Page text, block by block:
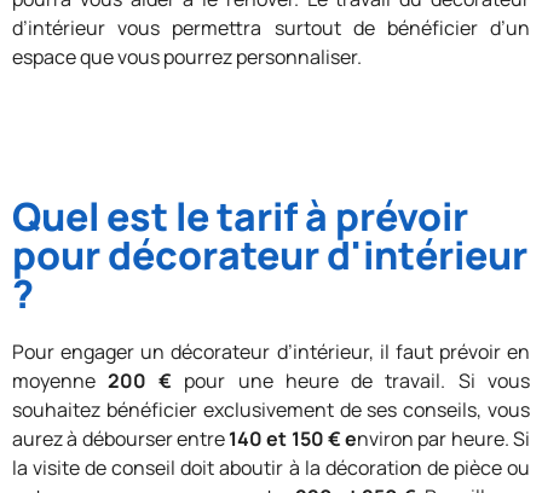
d’intérieur vous permettra surtout de bénéficier d’un
espace que vous pourrez personnaliser.
Quel est le tarif à prévoir
pour décorateur d'intérieur
?
Pour engager un décorateur d’intérieur, il faut prévoir en
moyenne 200 € pour une heure de travail. Si vous
souhaitez bénéficier exclusivement de ses conseils, vous
aurez à débourser entre140 et 150 € environ par heure. Si
la visite de conseil doit aboutir à la décoration de pièce ou